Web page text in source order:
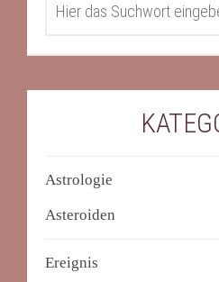
Astrologie
Asteroiden
Ereignis